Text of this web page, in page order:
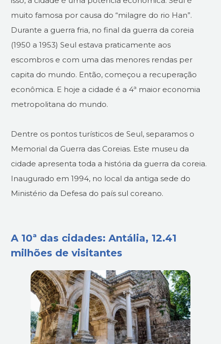
muito famosa por causa do “milagre do rio Han”.
Durante a guerra fria, no final da guerra da coreia
(1950 a 1953) Seul estava praticamente aos
escombros e com uma das menores rendas per
capita do mundo. Então, começou a recuperação
econômica. E hoje a cidade é a 4ª maior economia
metropolitana do mundo.
Dentre os pontos turísticos de Seul, separamos o
Memorial da Guerra das Coreias. Este museu da
cidade apresenta toda a história da guerra da coreia.
Inaugurado em 1994, no local da antiga sede do
Ministério da Defesa do país sul coreano.
A 10ª das cidades: Antália, 12.41
milhões de visitantes